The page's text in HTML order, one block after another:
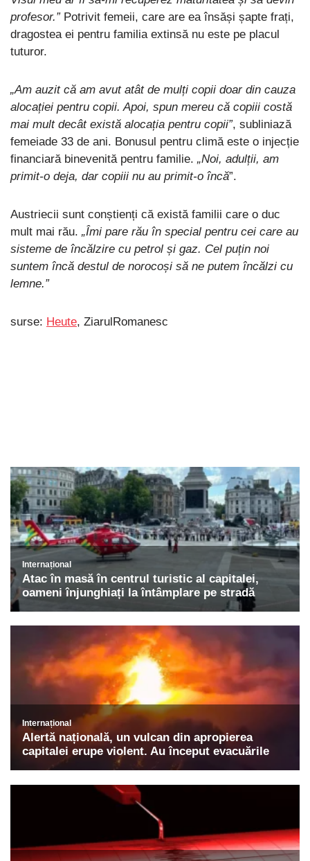
profesor.”Potrivit femeii, care are ea însăși șapte frați,
dragostea ei pentru familia extinsă nu este pe placul
tuturor.
„Am auzit că am avut atât de mulți copii doar din cauza
alocației pentru copii. Apoi, spun mereu că copiii costă
mai mult decât există alocația pentru copii”, subliniază
femeiade 33 de ani. Bonusul pentru climă este o injecție
financiară binevenită pentru familie. „Noi, adulții, am
primit-o deja, dar copiii nu au primit-o încă”.
Austriecii sunt conștienți că există familii care o duc
mult mai rău. „Îmi pare rău în special pentru cei care au
sisteme de încălzire cu petrol și gaz. Cel puțin noi
suntem încă destul de norocoși să ne putem încălzi cu
lemne.”
surse: Heute, ZiarulRomanesc